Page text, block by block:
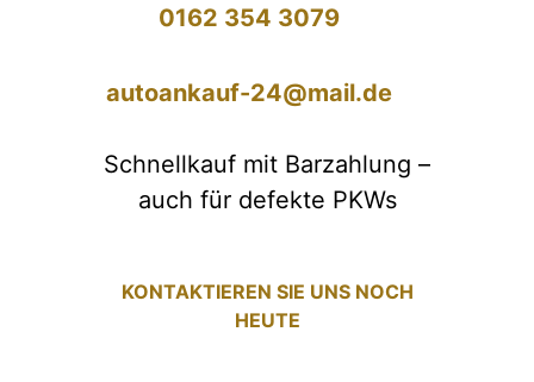
0162 354 3079
autoankauf-24@mail.de
Schnellkauf mit Barzahlung –
auch für defekte PKWs
KONTAKTIEREN SIE UNS NOCH
HEUTE